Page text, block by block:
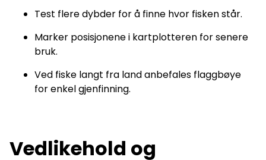
Test flere dybder for å finne hvor fisken står.
Marker posisjonene i kartplotteren for senere
bruk.
Ved fiske langt fra land anbefales flaggbøye
for enkel gjenfinning.
Vedlikehold og